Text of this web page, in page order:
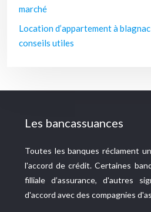
marché
Location d’appartement à
conseils utiles
Les bancassuances
Toutes les banques réclament
l'accord de crédit. Certaines
filliale d’assurance, d'autres
d'accord avec des compagnies